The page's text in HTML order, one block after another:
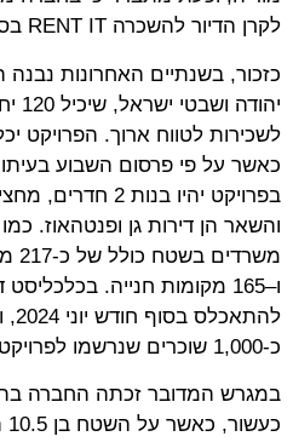
לקרן הדיור להשכרה RENT IT בסכום של 250 מיליון שקל.
כזכור, בשנתיים האחרונות נבנה
יהודה
כאשר על פי פרסום השבוע
ו–165 מקומות חנייה. בכלכליסט
כ-1,000 שוכרים שנרשמו לפרויקט בחודשים האחרונים.